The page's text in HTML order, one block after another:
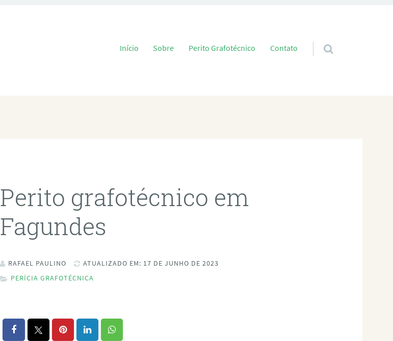
Pular para o conteúdo
Início Sobre Perito Grafotécnico Contato
Perito grafotécnico em
Fagundes
RAFAEL PAULINO
ATUALIZADO EM: 17 DE JUNHO DE 2023
PERÍCIA GRAFOTÉCNICA